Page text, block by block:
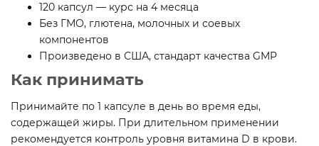
120 капсул — курс на 4 месяца
Без ГМО, глютена, молочных и соевых
компонентов
Произведено в США, стандарт качества GMP
Как принимать
Принимайте по 1 капсуле в день во время еды,
содержащей жиры. При длительном применении
рекомендуется контроль уровня витамина D в крови.